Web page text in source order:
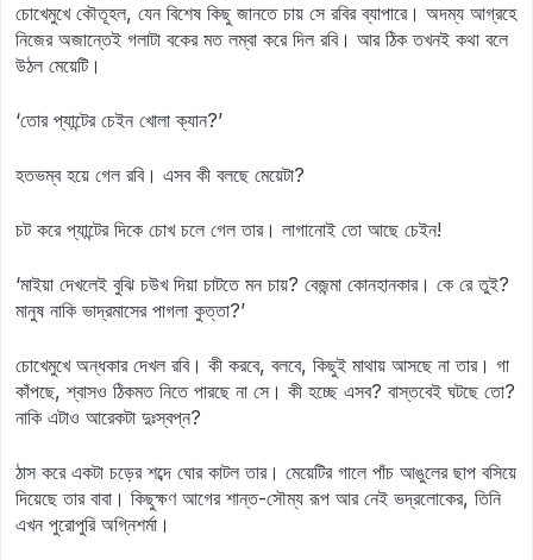
চোখেমুখে কৌতূহল, যেন বিশেষ কিছু জানতে চায় সে রবির ব্যাপারে। অদম্য আগ্রহে
নিজের অজান্তেই গলাটা বকের মত লম্বা করে দিল রবি। আর ঠিক তখনই কথা বলে
উঠল মেয়েটি।
‘তোর প্যান্টের চেইন খোলা ক্যান?’
হতভম্ব হয়ে গেল রবি। এসব কী বলছে মেয়েটা?
চট করে প্যান্টের দিকে চোখ চলে গেল তার। লাগানোই তো আছে চেইন!
‘মাইয়া দেখলেই বুঝি চউখ দিয়া চাটতে মন চায়? বেজন্মা কোনহানকার। কে রে তুই?
মানুষ নাকি ভাদ্রমাসের পাগলা কুত্তা?’
চোখেমুখে অন্ধকার দেখল রবি। কী করবে, বলবে, কিছুই মাথায় আসছে না তার। গা
কাঁপছে, শ্বাসও ঠিকমত নিতে পারছে না সে। কী হচ্ছে এসব? বাস্তবেই ঘটছে তো?
নাকি এটাও আরেকটা দুঃস্বপ্ন?
ঠাস করে একটা চড়ের শব্দে ঘোর কাটল তার। মেয়েটির গালে পাঁচ আঙুলের ছাপ বসিয়ে
দিয়েছে তার বাবা। কিছুক্ষণ আগের শান্ত-সৌম্য রূপ আর নেই ভদ্রলোকের, তিনি
এখন পুরোপুরি অগ্নিশর্মা।